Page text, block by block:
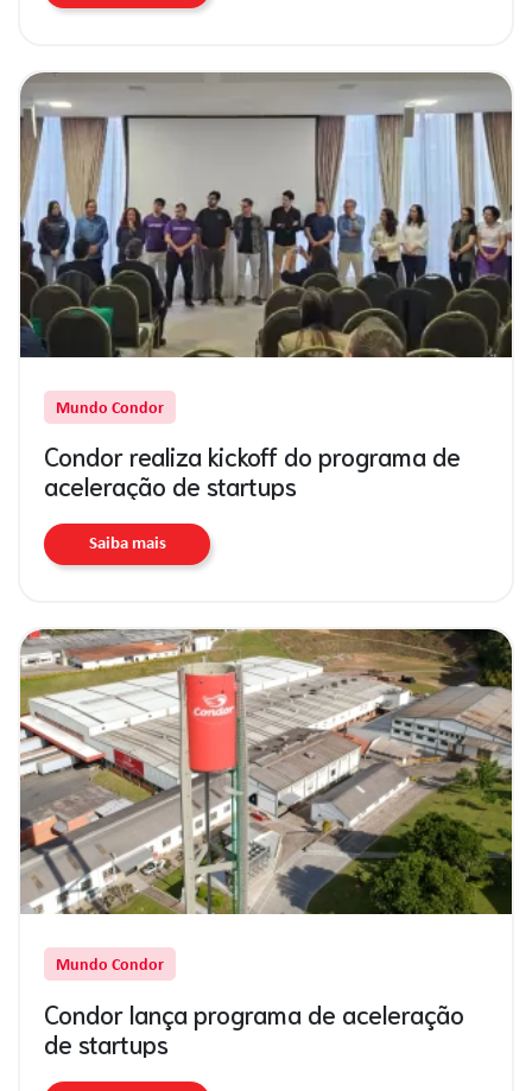
Mundo Condor
Condor realiza kickoff do programa de
aceleração de startups
Saiba mais
Mundo Condor
Condor lança programa de aceleração
de startups